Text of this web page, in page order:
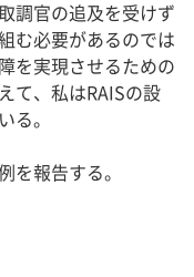
調官の追及を受けず
む必要があるのでは
を実現させるための
て、私はRAISの設
る。
報告する。